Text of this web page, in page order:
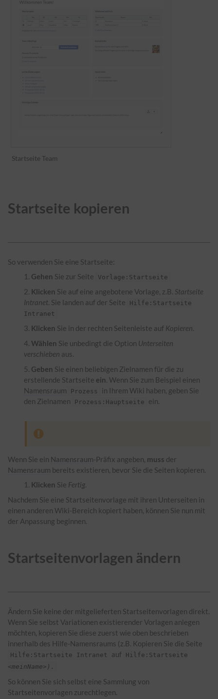
Startseite Team
Startseite kopieren
So verwenden Sie eine Startseite:
Gehen Sie zur Seite Vorlage:Startseite
Klicken Sie auf eine angebotene Vorlage, z.B. Startseite
Intranet. Sie landen auf der Seite
Hilfe:Startseite
Intranet
Klicken Sie in der rechten Seitenleiste auf Kopieren.
Wählen Sie unbedingt die Option Unterseiten
verschieben aus.
Geben Sie einen beliebigen Zielnamen für die zu
erstellende Startseite ein. Wenn Sie zum Beispiel einen
Namensraum
Prozess
in Ihrem Wiki haben, geben Sie
den Zielnamen
Prozess:Hauptseite ein.
Wenn Sie ein Namensraum-Präfix angeben, muss der
Namensraum bereits existieren, bevor Sie die Seiten kopieren.
Klicken Sie Fertig
Nachdem Sie eine Startseitenvorlage mit ihren Unterseiten in
einen anderen Wiki-Bereich kopiert haben, können Sie nun mit
der Anpassung beginnen.
Startseitenvorlagen ändern
Ändern Sie keine der mitgelieferten Startseitenvorlagen direkt.
Wenn Sie selbst Variationen existierender Vorlagen anlegen
möchten, kopieren Sie diese zuerst wie oben beschrieben
innerhalb des Hilfe-Namensraums (z.B. Kopieren Sie die Seite
Hilfe:Startseite Intranet auf Hilfe:Startseite
<meinName>).
So können Sie sich selbst eine Sammlung von
Startseitenvorlagen zurechtlegen.